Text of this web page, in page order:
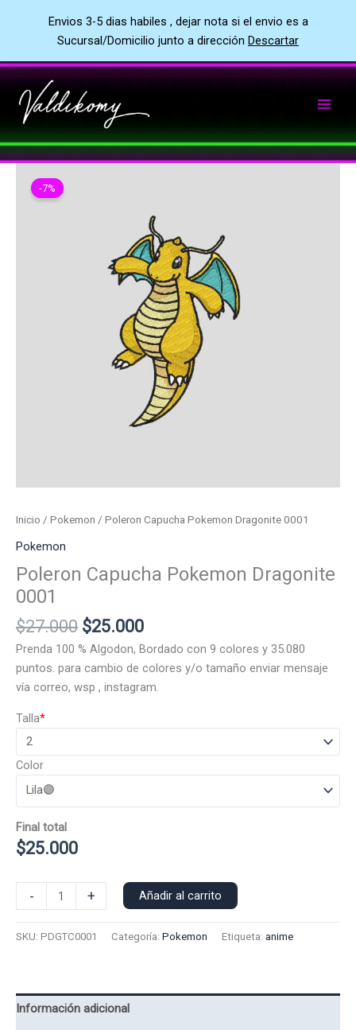
Envios 3-5 dias habiles , dejar nota si el envio es a
Sucursal/Domicilio junto a dirección Descartar
al
contenido
-7%
Inicio / Pokemon / Poleron Capucha Pokemon Dragonite 0001
Pokemon
Poleron Capucha Pokemon Dragonite
0001
$27.000 El
precio
original
era:
$25.000El
precio
actual
es:
Prenda 100 % Algodon, Bordado con 9 colores y 35.080
puntos. para cambio de colores y/o tamaño enviar mensaje
vía correo, wsp , instagram.
*
Talla
Color
Final total
$25.000
-
Capucha
+ Añadir al carrito
SKU: PDGTC0001 Categoría: Pokemon Etiqueta: anime
Información adicional